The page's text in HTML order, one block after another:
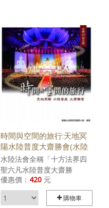
辦人心道法師並在百丈禪寺
水陸期間陞座說法。本書不
僅紀錄此次百丈禪寺水陸大
齋勝會，書中並論述禪與水
陸在思想、歷史上的關連，
以及收錄心道法師在水陸期
間的精彩開示與對禪宗公案
時間與空間的旅行:天地冥
陽水陸普度大齋勝會(水陸
20紀念版)
水陸法會全稱「十方法界四
聖六凡水陸普度大齋勝
會」，始於南朝梁武帝，至
今已流傳了一千五百多年。
其舉辦目的，在於透過為期
優惠價： 420元
購物車